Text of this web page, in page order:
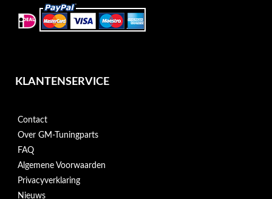
KLANTENSERVICE
Contact
Over GM-Tuningparts
FAQ
Algemene Voorwaarden
Privacyverklaring
Nieuws